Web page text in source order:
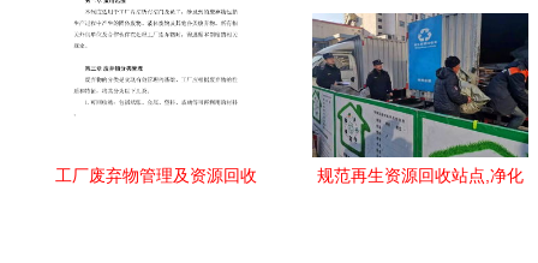
工厂废弃物管理及资源回收
规范再生资源回收站点,净化